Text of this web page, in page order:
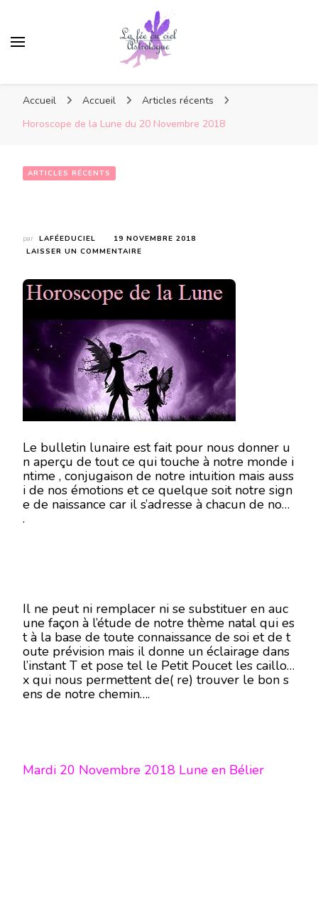
Accueil Accueil
Articles récents
Horoscope de la Lune du 20 Novembre 2018
ARTICLES RÉCENTS
par LAFÉEDUCIEL
19 NOVEMBRE 2018
LAISSER UN COMMENTAIRE
LA
LUNE
20
NOVEMBRE
2018
Le bulletin lunaire est fait pour nous donner u
n aperçu de tout ce qui touche à notre monde i
ntime , conjugaison de notre intuition mais auss
i de nos émotions et ce quelque soit notre sign
e de naissance car il s’adresse à chacun de nous
.
Il ne peut ni remplacer ni se substituer en auc
une façon à l’étude de notre thème natal qui es
t à la base de toute connaissance de soi et de t
oute prévision mais il donne un éclairage dans
l’instant T et pose tel le Petit Poucet les caillou
x qui nous permettent de( re) trouver le bon s
ens de notre chemin….
Mardi 20 Novembre 2018 Lune en Bélier